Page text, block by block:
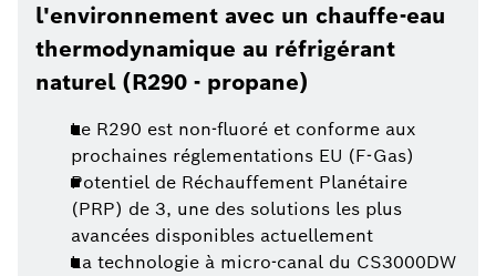
l'environnement avec un chauffe-eau
thermodynamique au réfrigérant
naturel (R290 - propane)
Le R290 est non-fluoré et conforme aux
prochaines réglementations EU (F-Gas)
Potentiel de Réchauffement Planétaire
(PRP) de 3, une des solutions les plus
avancées disponibles actuellement
La technologie à micro-canal du CS3000DW